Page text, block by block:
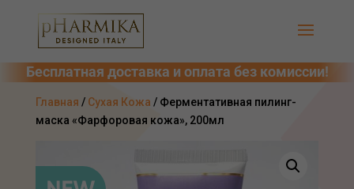
Главная / Сухая Кожа / Ферментативная пилинг-
маска «Фарфоровая кожа», 200мл